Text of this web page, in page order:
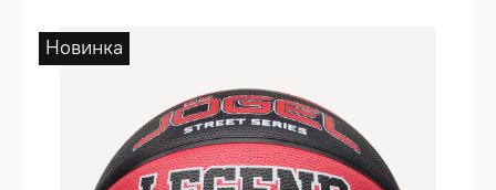
Опт 4(30%) -
30.000 рублей.
(33%)- сумма всех заказов за 6 месяцев
80.000 рублей
Новинка